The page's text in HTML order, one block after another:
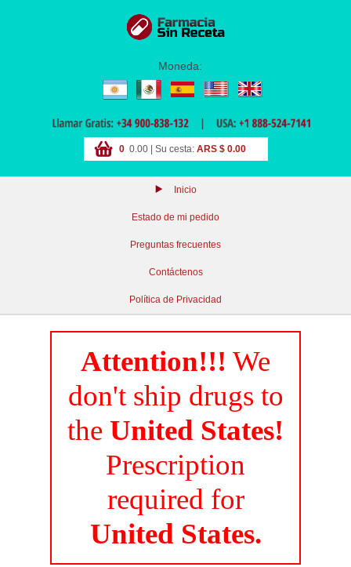
Moneda:
0 0.00 | Su cesta: ARS $ 0.00
Inicio
Estado de mi pedido
Preguntas frecuentes
Contáctenos
Política de Privacidad
Attention!!! We
don't ship drugs to
the United States!
Prescription
required for
United States.